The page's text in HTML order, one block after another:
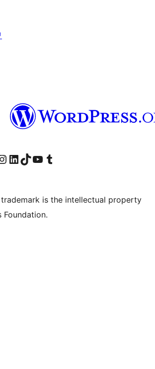
अकाउंट पर जाएंहमारे लिंक्डइन खाते पर जाएँहमारे टिकटॉक खाते पर जाएँहमारे यूट्यूब चैनल पर जाएंहमारे Tumblr खाते पर जाएँ
trademark is the intellectual property
Foundation.